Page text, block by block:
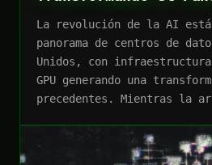
La revolución de la AI está
panorama de centros de
Unidos, con
GPU generando una
precedentes. Mientras la